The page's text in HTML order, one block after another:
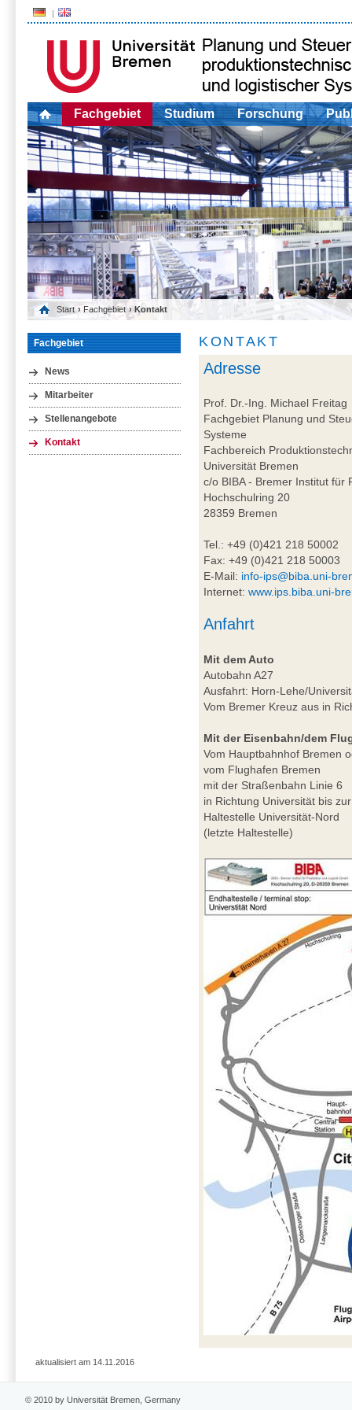
Fachgebiet Studium Forschung
Start › Fachgebiet › Kontakt
Fachgebiet
News
Mitarbeiter
Stellenangebote
Kontakt
KONTAKT
Adresse
Prof. Dr.-Ing. Michael Freitag
Fachgebiet Planung und
Systeme
Fachbereich
Universität Bremen
c/o BIBA - Bremer Institut für
Hochschulring 20
28359 Bremen
Tel.: +49 (0)421 218 50002
Fax: +49 (0)421 218 50003
E-Mail: info-ips@biba.uni-
Internet:www.ips.biba.uni-
Anfahrt
Mit dem Auto
Autobahn A27
Ausfahrt: Horn-Lehe/
Vom Bremer Kreuz aus in
Mit der Eisenbahn/dem
Vom Hauptbahnhof Bremen
vom Flughafen Bremen
mit der Straßenbahn Linie 6
in Richtung Universität bis zur
Haltestelle Universität-Nord
(letzte Haltestelle)
aktualisiert am 14.11.2016
© 2010 by Universität Bremen, Germany